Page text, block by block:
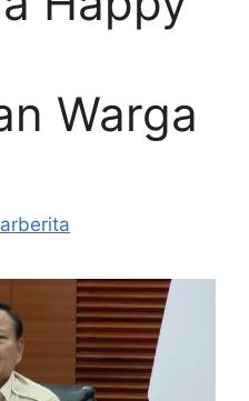
Warga